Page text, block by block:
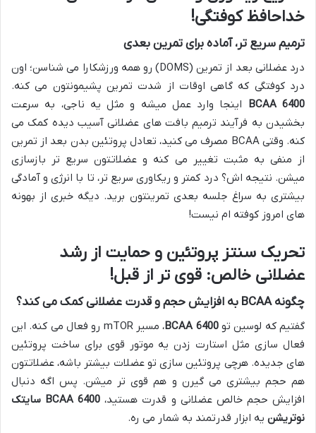
خداحافظ کوفتگی!
ترمیم سریع تر، آماده برای تمرین بعدی
درد عضلانی بعد از تمرین (DOMS) رو همه ورزشکارا می شناسن؛ اون
درد کوفتگی که گاهی اوقات از شدت تمرین پشیمونتون می کنه.
BCAA 6400 اینجا وارد عمل میشه و مثل یه ناجی، به سرعت
بخشیدن به فرآیند ترمیم بافت های عضلانی آسیب دیده کمک می
کنه. وقتی BCAA مصرف می کنید، تعادل پروتئین بدن بعد از تمرین
از منفی به مثبت تغییر می کنه و عضلاتتون سریع تر بازسازی
میشن. نتیجه اش؟ درد کمتر و ریکاوری سریع تر، تا با انرژی و آمادگی
بیشتری به سراغ جلسه بعدی تمرینتون برید. دیگه خبری از بهونه
های امروز کوفته ام نیست!
تحریک سنتز پروتئین و حمایت از رشد
عضلانی خالص: قوی تر از قبل!
چگونه BCAA به افزایش حجم و قدرت عضلانی کمک می کند؟
گفتیم که لوسین توBCAA 6400
، مسیر mTOR رو فعال می کنه. این
فعال سازی مثل استارت زدن یه موتور قوی برای ساخت پروتئین
های جدیده. هرچی پروتئین سازی تو عضلات بیشتر باشه، عضلاتتون
هم حجم بیشتری می گیرن و هم قوی تر میشن. پس اگه دنبال
افزایش حجم خالص عضلانی و قدرت هستید،
BCAA 6400 سایتک
نوتریشن یه ابزار قدرتمند به شمار می ره.